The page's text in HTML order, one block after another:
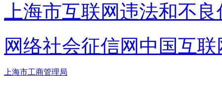
上海市互联网违法和不
网络社会征信网 中国互
上海市工商管理局